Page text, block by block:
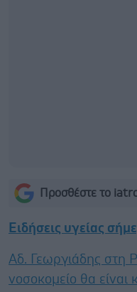
Προσθέστε το
Ειδήσεις υγείας
Αδ. Γεωργιάδης στη
νοσοκομείο θα είναι